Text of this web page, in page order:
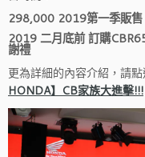
298,000 2019第一季販售
2019 二月底前 訂購
謝禮
更為詳細的內容介紹，請
HONDA】CB家族大進擊!!!